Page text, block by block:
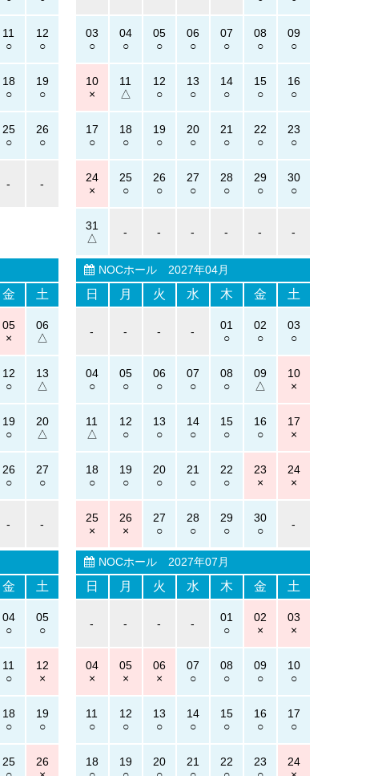
11 12
18 19
25 26
- -
03 04 05 06 07 08 09
10 11 12 13 14 15 16
17 18 19 20 21 22 23
24 25 26 27 28 29 30
31 - - - - - -
金 土
05 06
12 13
19 20
26 27
- -
NOCホール 2027年04月
日 月 火 水 木 金 土
- - - - 01 02 03
04 05 06 07 08 09 10
11 12 13 14 15 16 17
18 19 20 21 22 23 24
25 26 27 28 29 30 -
金 土
04 05
11 12
18 19
25 26
NOCホール 2027年07月
日 月 火 水 木 金 土
- - - - 01 02 03
04 05 06 07 08 09 10
11 12 13 14 15 16 17
18 19 20 21 22 23 24